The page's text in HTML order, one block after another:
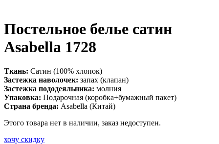
Постельное белье сатин
Asabella 1728
Ткань: Сатин (100% хлопок)
Застежка наволочек: запах (клапан)
Застежка пододеяльника: молния
Упаковка: Подарочная (коробка+бумажный пакет)
Страна бренда: Asabella (Китай)
Этого товара нет в наличии, заказ недоступен.
хочу скидку